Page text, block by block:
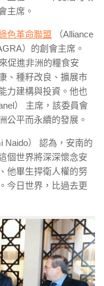
主席。
色革命聯盟 （Alliance
）的創會主席。
促進非洲的糧食安
、種籽改良、擴展市
力建構與投資。他也
） 主席，該委員會
公平而永續的發展。
Naido） 認為，安南的
個世界將深深懷念安
他畢生捍衛人權的努
今日世界，比過去更